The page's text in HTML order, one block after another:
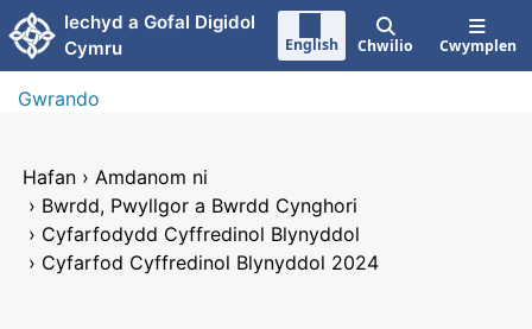
Neidio i'r prif gynnwy
Iechyd a Gofal Digidol
Cymru
English Chwilio Cwymplen
Gwrando
Hafan › Amdanom ni
› Bwrdd, Pwyllgor a Bwrdd Cynghori
› Cyfarfodydd Cyffredinol Blynyddol
› Cyfarfod Cyffredinol Blynyddol 2024